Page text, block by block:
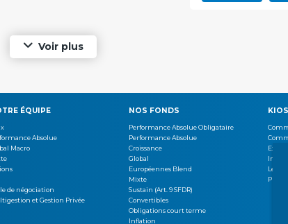
Voir plus
ÉQUIPE
Absolue
Macro
de négociation
et Gestion Privée
NOS FONDS
Performance Absolue Obligataire
Performance Absolue
Croissance
Global
Européennes Blend
Mixte
Sustain (Art. 9 SFDR)
Convertibles
Obligations court terme
Inflation